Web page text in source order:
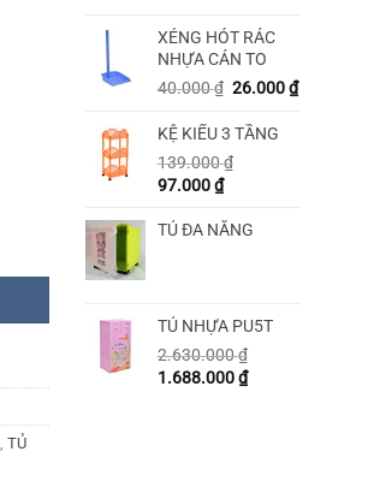
TỦ
XẺNG HÓT RÁC
NHỰA CÁN TO
40.000₫ 26.000₫
KỆ KIỂU 3 TẦNG
139.000₫
97.000₫
TỦ ĐA NĂNG
TỦ NHỰA PU5T
2.630.000₫
1.688.000₫